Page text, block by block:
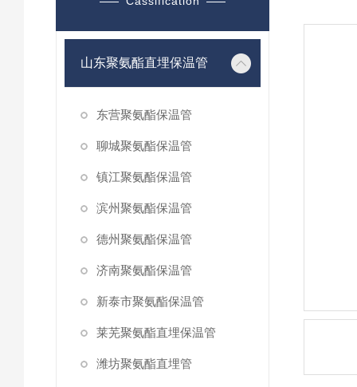
山东聚氨酯直埋保温管
东营聚氨酯保温管
聊城聚氨酯保温管
镇江聚氨酯保温管
滨州聚氨酯保温管
德州聚氨酯保温管
济南聚氨酯保温管
新泰市聚氨酯保温管
莱芜聚氨酯直埋保温管
潍坊聚氨酯直埋管